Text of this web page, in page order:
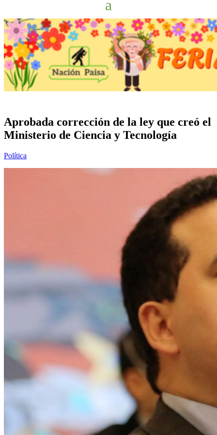
Aprobada corrección de la ley que creó el
Ministerio de Ciencia y Tecnología
Política